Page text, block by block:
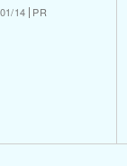
14 PR